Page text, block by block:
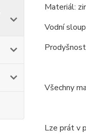
Materiál:
Vodní
Všechny
Lze prát v